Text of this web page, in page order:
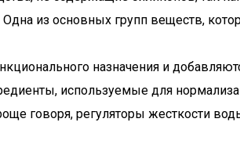
из основных групп веществ,
назначения и
используемые для
говоря, регуляторы жесткости